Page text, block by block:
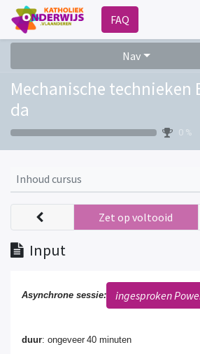
FAQ
Nav
Mechanische technieken
da
0 %
Inhoud cursus
Input
Zet op voltooid
Asynchrone sessie: ingesproken
duur: ongeveer 40 minuten